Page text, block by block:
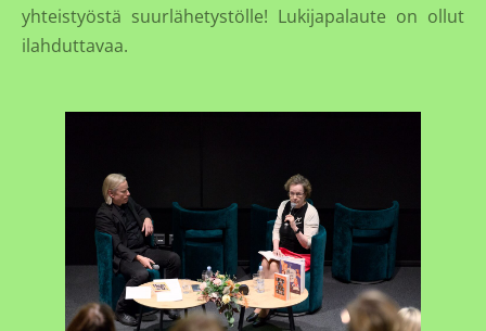
yhteistyöstä suurlähetystölle! Lukijapalaute on ollut
ilahduttavaa.